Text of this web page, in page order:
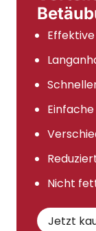
Nicht
Jetzt